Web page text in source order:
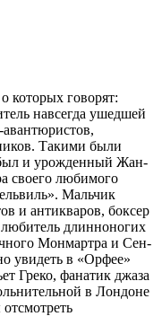
говорят:
навсегда ушедшей
Такими были
и урожденный Жан-
своего любимого
Мальчик
и антикваров, боксер
длинноногих
Монмартра и Сен-
увидеть в «Орфее»
Греко, фанатик джаза
в Лондоне